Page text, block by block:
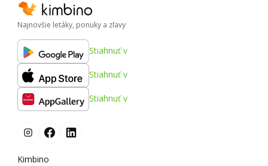
Najnovšie letáky, ponuky a zľavy
Stiahnuť v
Stiahnuť v
Stiahnuť v
Kimbino